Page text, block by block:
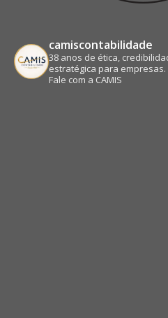
camiscontabilidade
38 anos de ética,
estratégica para empresas.
Fale com a CAMIS